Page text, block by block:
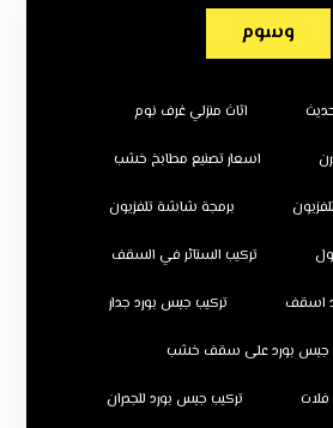
وسوم
اثاث منزلي غرف نوم
اسعار تصنيع مطابخ خشب
برمجة شاشة تلفزيون
تركيب الستائر في السقف
اسقف تركيب جبس بورد جدار
جبس بورد على سقف خشب
تركيب جبس بورد للجدران